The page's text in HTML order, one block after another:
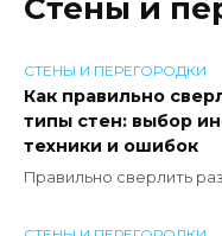
Стены и
СТЕНЫ И ПЕРЕГОРОДКИ
Как правильно
типы стен: выбор
техники и ошибок
Правильно сверлить